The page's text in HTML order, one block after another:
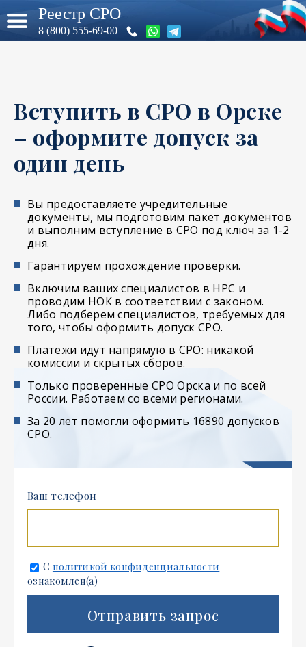
Реестр СРО
8 (800) 555-69-00
Вступить в СРО в Орске
– оформите допуск за
один день
Вы предоставляете учредительные
документы, мы подготовим пакет документов
и выполним вступление в СРО под ключ за 1-2
дня.
Гарантируем прохождение проверки.
Включим ваших специалистов в НРС и
проводим НОК в соответствии с законом.
Либо подберем специалистов, требуемых для
того, чтобы оформить допуск СРО.
Платежи идут напрямую в СРО: никакой
комиссии и скрытых сборов.
Только проверенные СРО Орска и по всей
России. Работаем со всеми регионами.
За 20 лет помогли оформить 16890 допусков
СРО.
Ваш телефон
С политикой конфиденциальности
ознакомлен(а)
Отправить запрос